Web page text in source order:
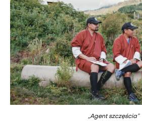
„Agent szczęścia”